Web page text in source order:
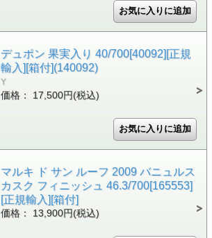
デュポン 果実入り 40/700[40092][正規
輸入][箱付](140092)
Y
価格： 17,500円(税込)
マルキ ド サン ルーフ 2009 バニュルス
カスク フィニッシュ 46.3/700[165553]
[正規輸入][箱付]
価格： 13,900円(税込)